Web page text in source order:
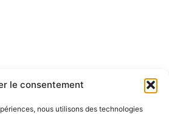
le consentement
nous utilisons des technologies